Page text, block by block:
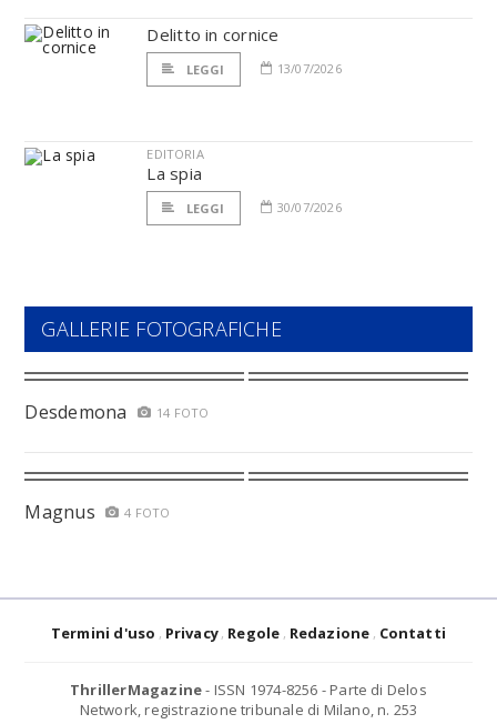
Delitto in cornice
LEGGI 13/07/2026
EDITORIA
La spia
LEGGI 30/07/2026
GALLERIE FOTOGRAFICHE
Desdemona 14 FOTO
Magnus 4 FOTO
Termini d'uso Privacy Regole Redazione Contatti
ThrillerMagazine- ISSN 1974-8256 - Parte di Delos
Network, registrazione tribunale di Milano, n. 253